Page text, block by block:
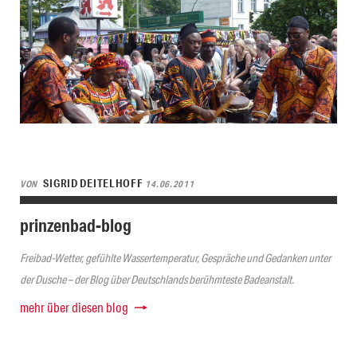
VON SIGRID DEITELHOFF 14.06.2011
prinzenbad-blog
Freibad-Wetter, gefühlte Wassertemperatur, Gespräche und Gedanken unter
der Dusche – der Blog über Deutschlands berühmteste Badeanstalt.
mehr über diesen blog